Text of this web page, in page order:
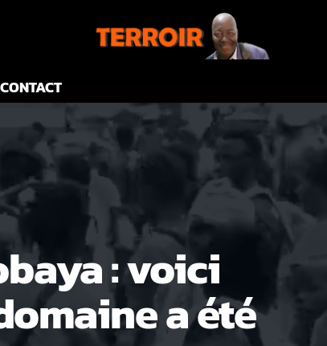
CONTACT
: voici
a été